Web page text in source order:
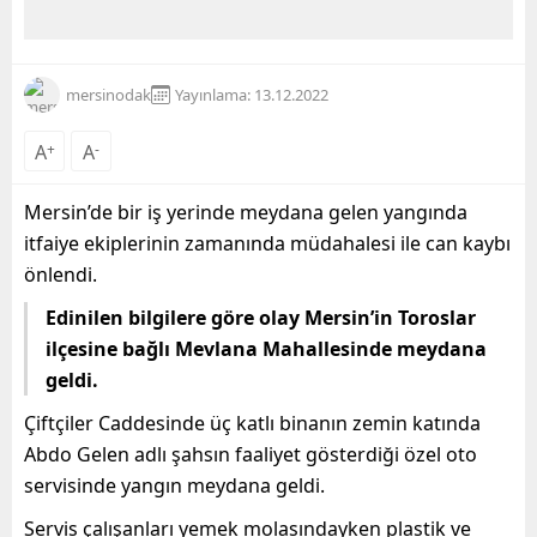
mersinodak Yayınlama: 13.12.2022
A+ A-
Mersin’de bir iş yerinde meydana gelen yangında
itfaiye ekiplerinin zamanında müdahalesi ile can kaybı
önlendi.
Edinilen bilgilere göre olay Mersin’in Toroslar
ilçesine bağlı Mevlana Mahallesinde meydana
geldi.
Çiftçiler Caddesinde üç katlı binanın zemin katında
Abdo Gelen adlı şahsın faaliyet gösterdiği özel oto
servisinde yangın meydana geldi.
Servis çalışanları yemek molasındayken plastik ve